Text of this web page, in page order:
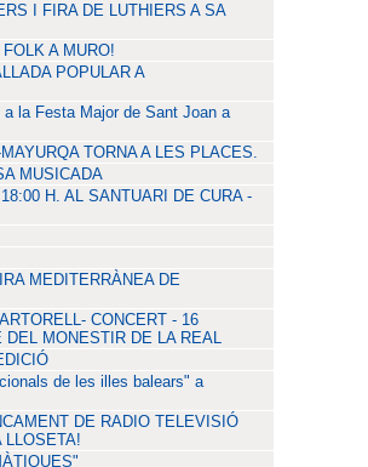
I FIRA DE LUTHIERS A SA
A MURO!
POPULAR A
la Festa Major de Sant Joan a
TORNA A LES PLACES.
MUSICADA
H. AL SANTUARI DE CURA -
MEDITERRÀNEA DE
CONCERT - 16
DEL MONESTIR DE LA REAL
de les illes balears" a
DE RADIO TELEVISIÓ
LLOSETA!